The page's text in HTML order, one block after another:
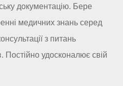
документацію. Бере
медичних знань серед
з питань
Постійно удосконалює свій